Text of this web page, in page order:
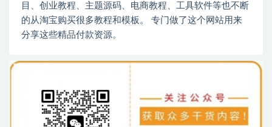
目、创业教程、主题源码、电商教程、工具软件等也不断
的从淘宝购买很多教程和模板。 专门做了这个网站用来
分享这些精品付款资源。